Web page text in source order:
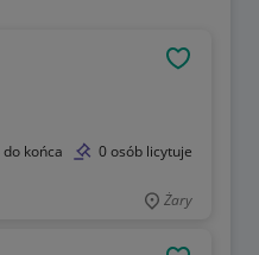
do końca 0 osób licytuje
Żary